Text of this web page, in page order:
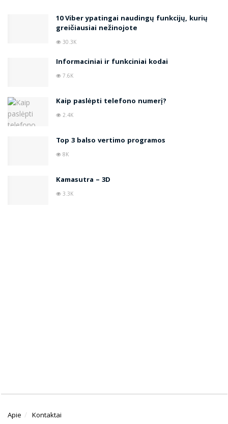
10 Viber ypatingai naudingų funkcijų, kurių
greičiausiai nežinojote
30.3K
Informaciniai ir funkciniai kodai
7.6K
Kaip paslėpti telefono numerį?
2.4K
Top 3 balso vertimo programos
8K
Kamasutra – 3D
3.3K
Apie Kontaktai